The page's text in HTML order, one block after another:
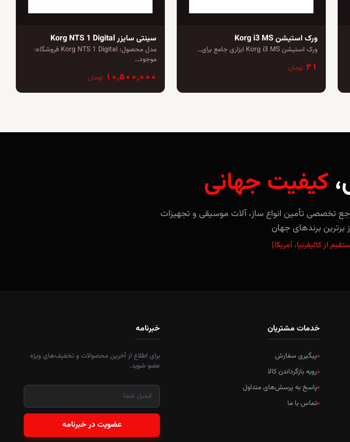
ورک استیشن Korg i3 MS
ورک استیشن Korg i3 MS ابزاری جامع برای…
۲۱ تومان
سینتی سایزر Korg NTS 1 Digital
مدل محصول: Korg NTS 1 Digital فروشگاه:
موجود…
۱۰,۵۰۰,۰۰۰ تومان
کیفیت جهانی
از ۳۰ سال تجربه، مرجع تخصصی تأمین انواع ساز، آلات موسیقی و تجهیزات
برترین برندهای جهان
از کالیفرنیا، آمریکا)
خدمات مشتریان
پیگیری سفارش
رویه بازگرداندن کالا
پاسخ به پرسش‌های متداول
تماس با ما
خبرنامه
برای اطلاع از آخرین محصولات و تخفیف‌های ویژه
عضو شوید.
عضویت در خبرنامه